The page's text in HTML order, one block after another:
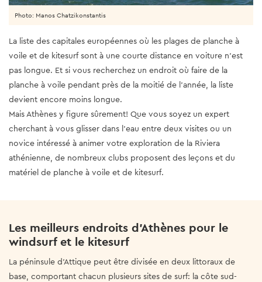
La liste des capitales européennes où les plages de planche à
voile et de kitesurf sont à une courte distance en voiture n’est
pas longue. Et si vous recherchez un endroit où faire de la
planche à voile pendant près de la moitié de l’année, la liste
devient encore moins longue.
Mais Athènes y figure sûrement! Que vous soyez un expert
cherchant à vous glisser dans l’eau entre deux visites ou un
novice intéressé à animer votre exploration de la Riviera
athénienne, de nombreux clubs proposent des leçons et du
matériel de planche à voile et de kitesurf.
Photo: Manos Chatzikonstantis
Les meilleurs endroits d’Athènes pour le
windsurf et le kitesurf
La péninsule d'Attique peut être divisée en deux littoraux de
base, comportant chacun plusieurs sites de surf: la côte sud-